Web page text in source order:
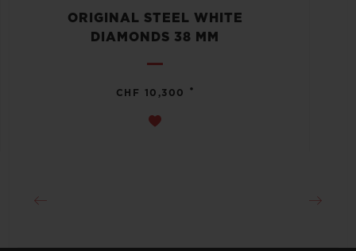
ORIGINAL STEEL WHITE
DIAMONDS 38 MM
CHF 10,300 •